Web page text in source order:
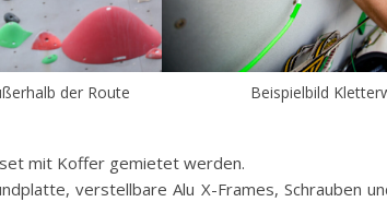
der Route Beispielbild
mit Koffer gemietet werden.
verstellbare Alu X-Frames, Schrauben